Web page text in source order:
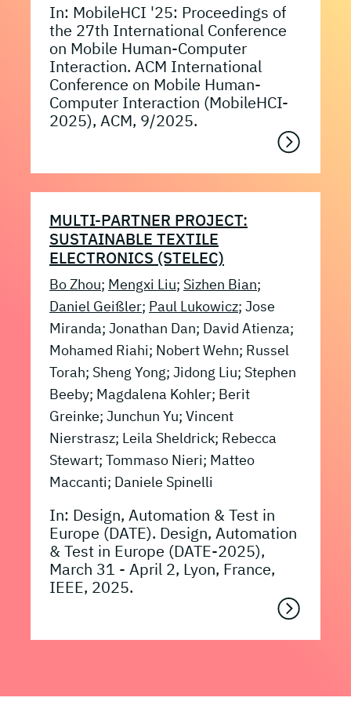
In: MobileHCI '25: Proceedings of
the 27th International Conference
on Mobile Human-Computer
Interaction. ACM International
Conference on Mobile Human-
Computer Interaction (MobileHCI-
2025), ACM, 9/2025.
MULTI-PARTNER PROJECT:
SUSTAINABLE TEXTILE
ELECTRONICS (STELEC)
Bo Zhou; Mengxi Liu; Sizhen Bian;
Daniel Geißler; Paul Lukowicz; Jose
Miranda; Jonathan Dan; David Atienza;
Mohamed Riahi; Nobert Wehn; Russel
Torah; Sheng Yong; Jidong Liu; Stephen
Beeby; Magdalena Kohler; Berit
Greinke; Junchun Yu; Vincent
Nierstrasz; Leila Sheldrick; Rebecca
Stewart; Tommaso Nieri; Matteo
Maccanti; Daniele Spinelli
In: Design, Automation & Test in
Europe (DATE). Design, Automation
& Test in Europe (DATE-2025),
March 31 - April 2, Lyon, France,
IEEE, 2025.